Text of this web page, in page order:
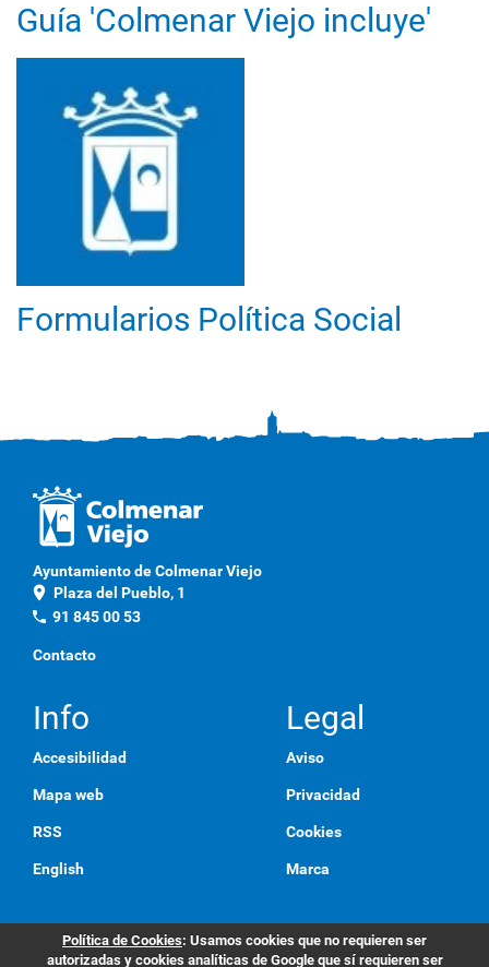
Guía 'Colmenar Viejo incluye'
Formularios Política Social
Ayuntamiento de Colmenar Viejo
location_on Plaza del Pueblo, 1
phone 91 845 00 53
Contacto
Info
Accesibilidad
Mapa web
RSS
English
Legal
Aviso
Privacidad
Cookies
Marca
Política de Cookies: Usamos cookies que no requieren ser
autorizadas y cookies analíticas de Google que sí requieren ser